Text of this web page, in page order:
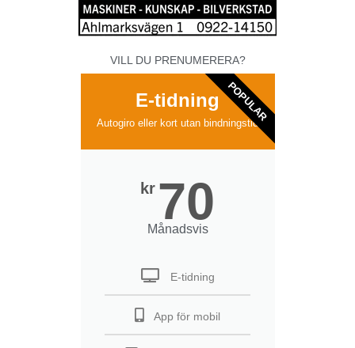
VILL DU PRENUMERERA?
E-tidning
Autogiro eller kort utan bindningstid
kr 70
Månadsvis
E-tidning
App för mobil
POPULAR